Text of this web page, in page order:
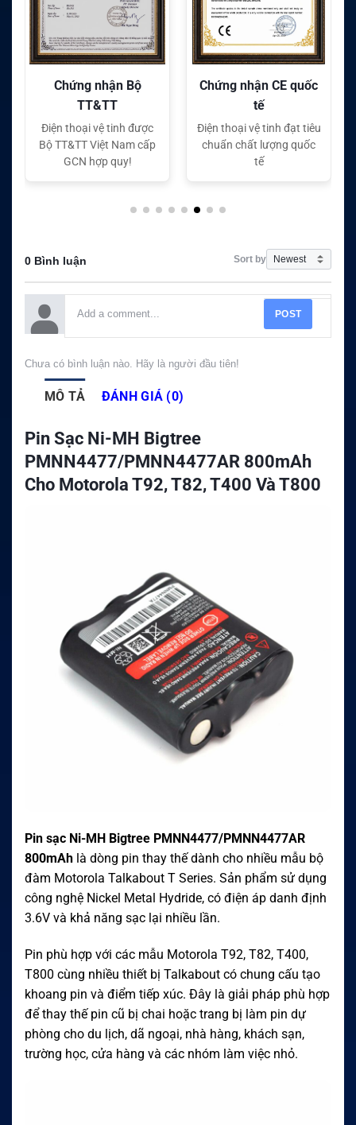
tinh được
Nam cấp
Chứng nhận CE quốc
Điện thoại vệ tinh đạt tiêu
chuẩn chất lượng quốc
Chứng nhận FC
Điện thoại vệ tinh
chuẩn chất lượng
0 Bình luận Sort by
POST
Chưa có bình luận nào. Hãy là người đầu tiên!
MÔ TẢ ĐÁNH GIÁ (0)
Pin Sạc Ni-MH Bigtree
PMNN4477/PMNN4477AR 800mAh
Cho Motorola T92, T82, T400 Và T800
Pin sạc Ni-MH Bigtree PMNN4477/PMNN4477AR
800mAh là dòng pin thay thế dành cho nhiều mẫu bộ
đàm Motorola Talkabout T Series. Sản phẩm sử dụng
công nghệ Nickel Metal Hydride, có điện áp danh định
3.6V và khả năng sạc lại nhiều lần.
Pin phù hợp với các mẫu Motorola T92, T82, T400,
T800 cùng nhiều thiết bị Talkabout có chung cấu tạo
khoang pin và điểm tiếp xúc. Đây là giải pháp phù hợp
để thay thế pin cũ bị chai hoặc trang bị làm pin dự
phòng cho du lịch, dã ngoại, nhà hàng, khách sạn,
trường học, cửa hàng và các nhóm làm việc nhỏ.